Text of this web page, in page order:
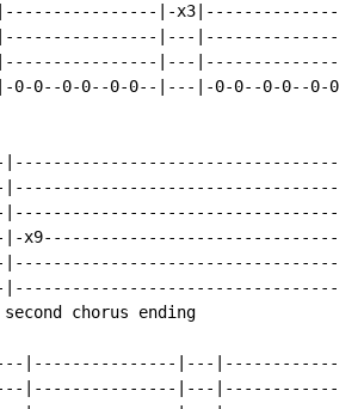
|----------------|-
|----------------|---
|----------------|---
0--0-0--0-0--|---|-0-0--0-0--0-
4-
2-|-
2-
chorus ending
|---------------|---
|---------------|---